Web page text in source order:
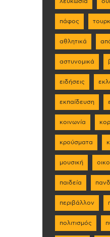
πάφος
αθλητικά
αστυνομικά
ειδήσεις
εκπαίδευση
κοινωνία
κρούσματα
μουσική
παιδεία
περιβάλλον
πολιτισμός